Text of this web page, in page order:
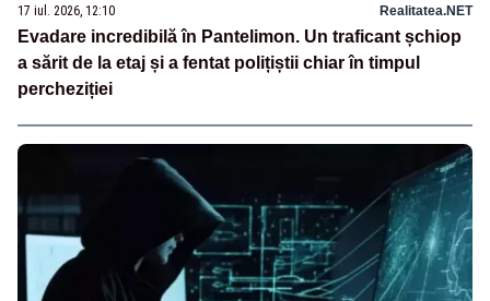
17 iul. 2026, 12:10 Realitatea.NET
Evadare incredibilă în Pantelimon. Un traficant șchiop
a sărit de la etaj și a fentat polițiștii chiar în timpul
percheziției